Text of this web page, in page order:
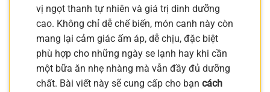
vị ngọt thanh tự nhiên và giá trị dinh dưỡng
cao. Không chỉ dễ chế biến, món canh này còn
mang lại cảm giác ấm áp, dễ chịu, đặc biệt
phù hợp cho những ngày se lạnh hay khi cần
một bữa ăn nhẹ nhàng mà vẫn đầy đủ dưỡng
chất. Bài viết này sẽ cung cấp cho bạn cách